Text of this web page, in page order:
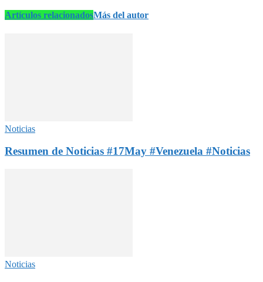
Artículos relacionadosMás del autor
Noticias
Resumen de Noticias #17May #Venezuela #Noticias
Noticias